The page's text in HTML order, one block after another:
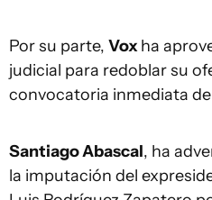
Por su parte, Voxha
judicial para redoblar su
convocatoria inmediata
Santiago Abascal, ha
la imputación del